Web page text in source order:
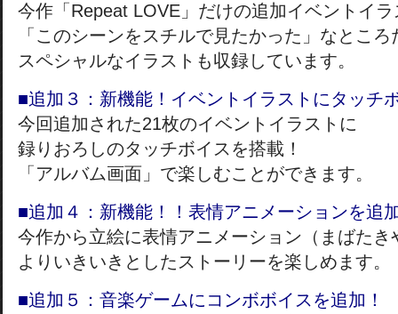
今作「Repeat LOVE」だけの追加イベントイ
「このシーンをスチルで見たかった」なとこ
スペシャルなイラストも収録しています。
■追加３：新機能！イベントイラストにタッチ
今回追加された21枚のイベントイラストに
録りおろしのタッチボイスを搭載！
「アルバム画面」で楽しむことができます。
■追加４：新機能！！表情アニメーションを追
今作から立絵に表情アニメーション（まばた
よりいきいきとしたストーリーを楽しめます。
■追加５：音楽ゲームにコンボボイスを追加！